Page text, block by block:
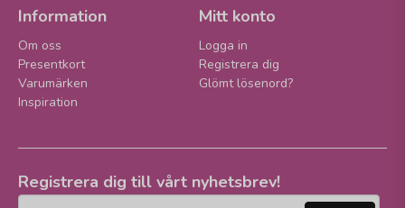
Information
Om oss
Presentkort
Varumärken
Inspiration
Mitt konto
Logga in
Registrera dig
Glömt lösenord?
Registrera dig till vårt nyhetsbrev!